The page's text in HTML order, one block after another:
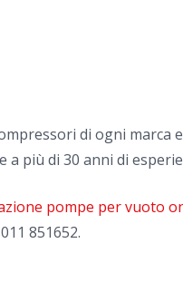
di ogni marca
più di 30 anni di
pompe per vuoto
851652.